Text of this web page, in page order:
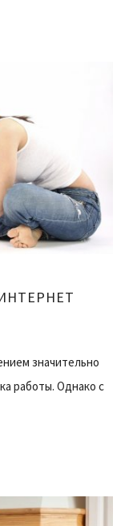
значительно
работы. Однако с